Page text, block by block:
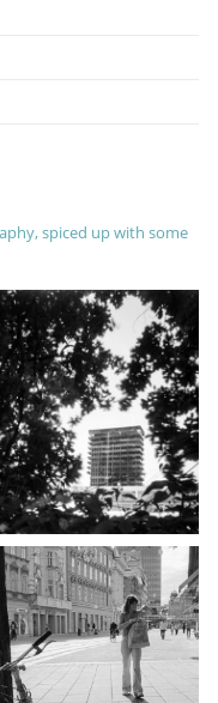
spiced up with some